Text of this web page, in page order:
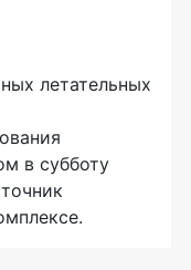
летательных
в субботу